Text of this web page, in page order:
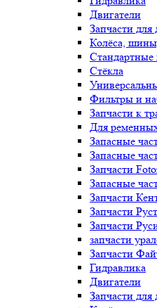
Двигатели
Запчасти для
Колёса,
Стандартные
Стёкла
Фильтры и
Запчасти к
Для
Запасные
Запасные
Запчасти
Запасные
Запчасти
Запчасти
Запчасти
запчасти
Запчасти
Гидравлика
Двигатели
Запчасти для